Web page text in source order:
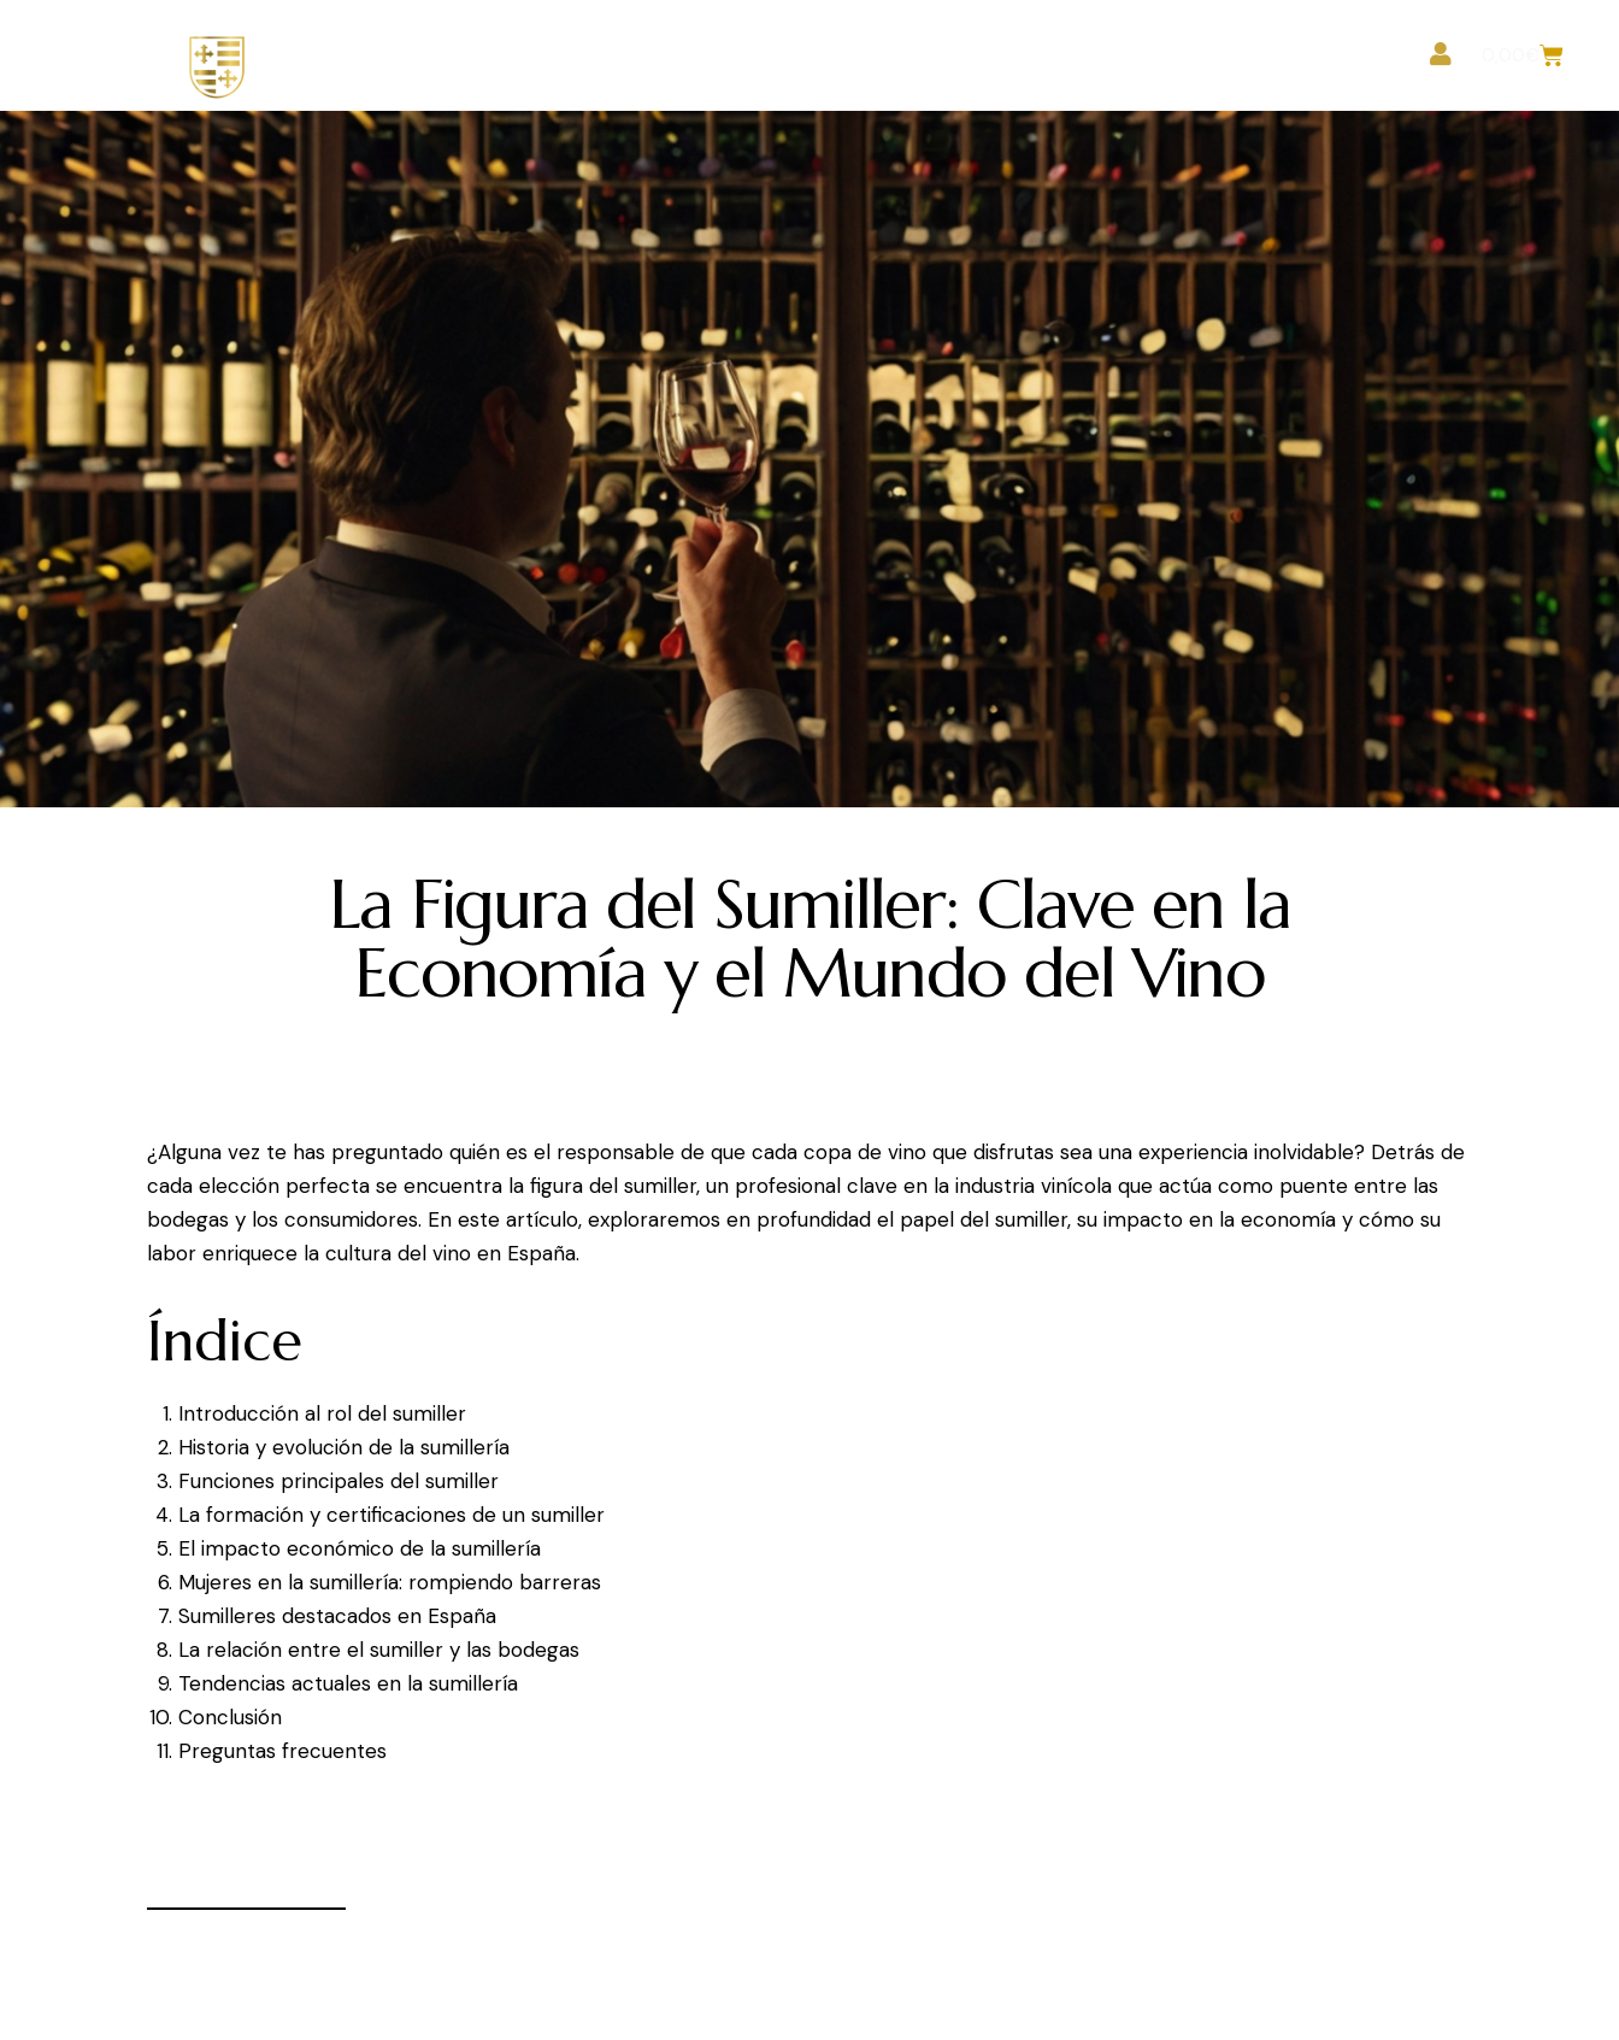
CONSEJOS
CONSEJOS PARA AFICIONADOS AL VINO
GUÍAS, CONCURSOS, PREMIOS Y PUNTUACIONES DE VINO
MARIDAJE DE VINOS NOTICIAS DEL VINO
SUMILLER
La Figura del Sumiller: Clave en la
Economía y el Mundo del Vino
¿Alguna vez te has preguntado quién es el responsable de que cada copa de vino que disfrutas sea una experiencia inolvidable? Detrás de
cada elección perfecta se encuentra la figura del sumiller, un profesional clave en la industria vinícola que actúa como puente entre las
bodegas y los consumidores. En este artículo, exploraremos en profundidad el papel del sumiller, su impacto en la economía y cómo su
labor enriquece la cultura del vino en España.
Índice
Introducción al rol del sumiller
Historia y evolución de la sumillería
Funciones principales del sumiller
La formación y certificaciones de un sumiller
El impacto económico de la sumillería
Mujeres en la sumillería: rompiendo barreras
Sumilleres destacados en España
La relación entre el sumiller y las bodegas
Tendencias actuales en la sumillería
Conclusión
Preguntas frecuentes